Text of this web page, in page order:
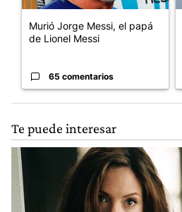
Murió Jorge Messi, el papá
de Lionel Messi
65 comentarios